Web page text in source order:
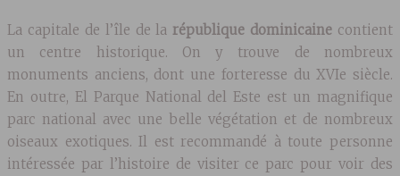
La capitale de l’île de larépublique dominicaine contient
un centre historique. On y trouve de nombreux
monuments anciens, dont une forteresse du XVIe siècle.
En outre, El Parque National del Este est un magnifique
parc national avec une belle végétation et de nombreux
oiseaux exotiques. Il est recommandé à toute personne
intéressée par l’histoire de visiter ce parc pour voir des